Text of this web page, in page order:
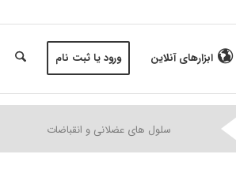
ابزارهای آنلاین ورود یا ثبت نام
سلول های عضلانی و انقباضات